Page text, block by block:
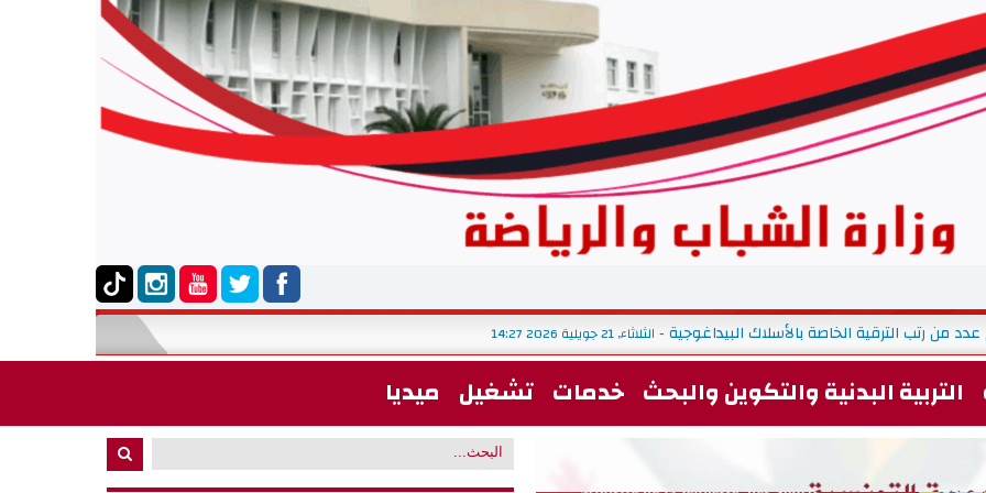
بلاغ يتعلق بالقائمة التكميلية الخاصة بالمناظرة
من رتب الترقية الخاصة بالأسلاك البيداغوجية - الثلاثاء, 21 جويلية 2026 14:27
التربية البدنية والتكوين والبحث خدمات تشغيل ميديا